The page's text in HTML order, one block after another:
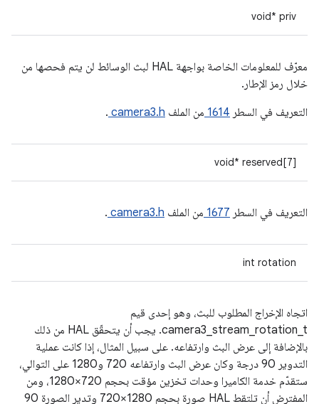
void* priv
معرّف للمعلومات الخاصة بواجهة HAL لبث الوسائط لن يتم فحصها من
خلال رمز الإطار.
التعريف في السطر 1614 من الملف camera3.h
.
void* reserved[7]
التعريف في السطر 1677 من الملف camera3.h
.
int rotation
اتجاه الإخراج المطلوب للبث، وهو إحدى قيم
camera3_stream_rotation_t. يجب أن يتحقّق HAL من ذلك
بالإضافة إلى عرض البث وارتفاعه. على سبيل المثال، إذا كانت عملية
التدوير 90 درجة وكان عرض البث وارتفاعه 720 و1280 على التوالي،
ستقدّم خدمة الكاميرا وحدات تخزين مؤقت بحجم 720×1280، ومن
المفترض أن تلتقط HAL صورة بحجم 1280×720 وتدير الصورة 90